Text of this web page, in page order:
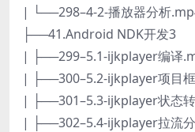
| └──298–4-2-播放器分析
├──41.Android NDK开发3
| ├──299–5.1-ijkplayer编译
| ├──300–5.2-ijkplayer项目
| ├──301–5.3-ijkplayer状态
| ├──302–5.4-ijkplayer拉流